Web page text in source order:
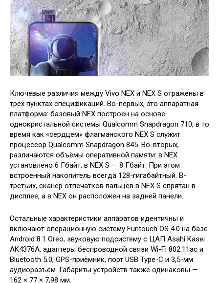
Ключевые различия между Vivo NEX и NEX S отражены в
трёх пунктах спецификаций. Во-первых, это аппаратная
платформа: базовый NEX построен на основе
однокристальной системы Qualcomm Snapdragon 710, в то
время как «сердцем» флагманского NEX S служит
процессор Qualcomm Snapdragon 845. Во-вторых,
различаются объёмы оперативной памяти: в NEX
установлено 6 Гбайт, в NEX S — 8 Гбайт. При этом
встроенный накопитель всегда 128-гигабайтный. В-
третьих, сканер отпечатков пальцев в NEX S спрятан в
дисплее, а в NEX он расположен на задней панели.
Остальные характеристики аппаратов идентичны и
включают операционную систему Funtouch OS 4.0 на базе
Android 8.1 Oreo, звуковую подсистему с ЦАП Asahi Kasei
AK4376A, адаптеры беспроводной связи Wi-Fi 802.11ac и
Bluetooth 5.0, GPS-приёмник, порт USB Type-C и 3,5-мм
аудиоразъём. Габариты устройств также одинаковы —
162 × 77 × 7,98 мм.